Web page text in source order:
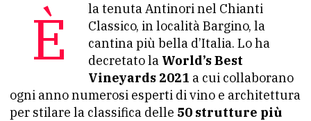
È la tenuta Antinori nel Chianti
Classico, in località Bargino, la
cantina più bella d’Italia. Lo ha
decretato la World’s Best
Vineyards 2021 a cui collaborano
ogni anno numerosi esperti di vino e architettura
per stilare la classifica delle 50 strutture più